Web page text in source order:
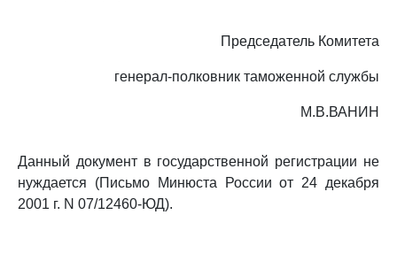
Председатель Комитета
генерал-полковник таможенной службы
М.В.ВАНИН
Данный документ в государственной регистрации не
нуждается (Письмо Минюста России от 24 декабря
2001 г. N 07/12460-ЮД).